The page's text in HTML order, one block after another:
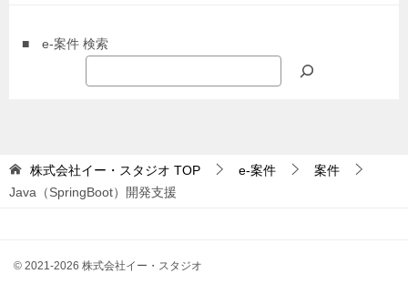
■ e-案件 検索
株式会社イー・スタジオ TOP e-案件
案件
Java（SpringBoot）開発支援
© 2021-2026 株式会社イー・スタジオ